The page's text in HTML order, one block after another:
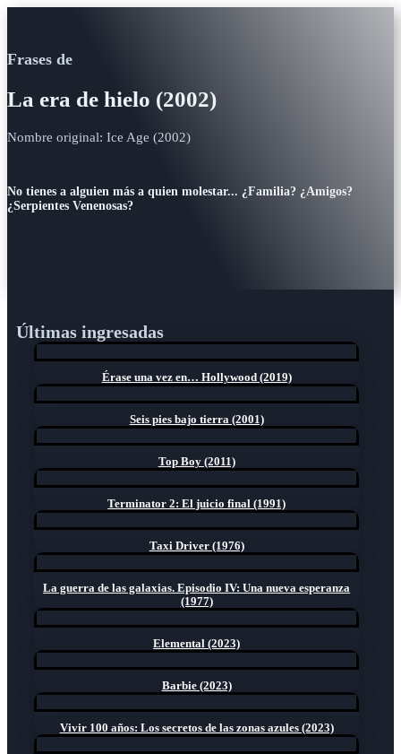
Frases de
La era de hielo (2002)
Nombre original: Ice Age (2002)
No tienes a alguien más a quien molestar... ¿Familia? ¿Amigos?
¿Serpientes Venenosas?
Últimas ingresadas
Érase una vez en… Hollywood (2019)
Seis pies bajo tierra (2001)
Top Boy (2011)
Terminator 2: El juicio final (1991)
Taxi Driver (1976)
La guerra de las galaxias. Episodio IV: Una nueva esperanza
(1977)
Elemental (2023)
Barbie (2023)
Vivir 100 años: Los secretos de las zonas azules (2023)